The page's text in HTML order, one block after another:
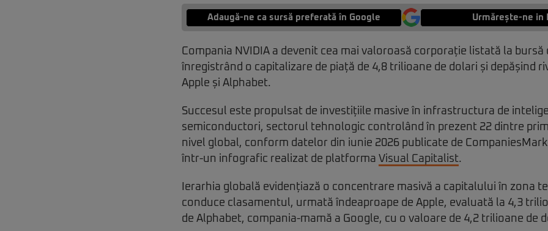
Adaugă-ne ca sursă preferată în Google Urmărește-ne in
Compania NVIDIA a devenit cea mai valoroasă corporație listată la bursă
înregistrând o capitalizare de piață de 4,8 trilioane de dolari și depășind
Apple și Alphabet.
Succesul este propulsat de investițiile masive în infrastructura de
semiconductori, sectorul tehnologic controlând în prezent 22 dintre
nivel global, conform datelor din iunie 2026 publicate de
într-un infografic realizat de platforma Visual Capitalist.
Ierarhia globală evidențiază o concentrare masivă a capitalului în zona
conduce clasamentul, urmată îndeaproape de Apple, evaluată la 4,3
de Alphabet, compania-mamă a Google, cu o valoare de 4,2 trilioane de